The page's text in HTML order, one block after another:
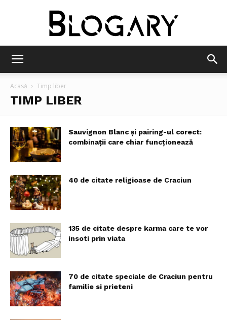
Acasă Timp liber
TIMP LIBER
Sauvignon Blanc și pairing-ul corect:
combinații care chiar funcționează
40 de citate religioase de Craciun
135 de citate despre karma care te vor
insoti prin viata
70 de citate speciale de Craciun pentru
familie si prieteni